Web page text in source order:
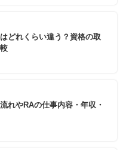
どれくらい違う？資格の取
れやRAの仕事内容・年収・